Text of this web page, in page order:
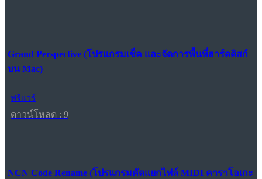
Grand Perspective (โปรแกรมเช็ค และจัดการพื้นที่ฮาร์ดดิสก์
บน Mac)
ฟรีแวร์
ดาวน์โหลด : 9
NCN Code Rename (โปรแกรมคัดแยกไฟล์ MIDI คาราโอเกะ